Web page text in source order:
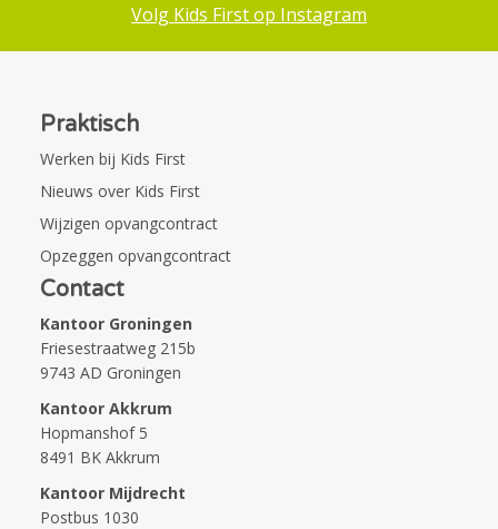
Volg Kids First op Instagram
Praktisch
Werken bij Kids First
Nieuws over Kids First
Wijzigen opvangcontract
Opzeggen opvangcontract
Contact
Kantoor Groningen
Friesestraatweg 215b
9743 AD Groningen
Kantoor Akkrum
Hopmanshof 5
8491 BK Akkrum
Kantoor Mijdrecht
Postbus 1030